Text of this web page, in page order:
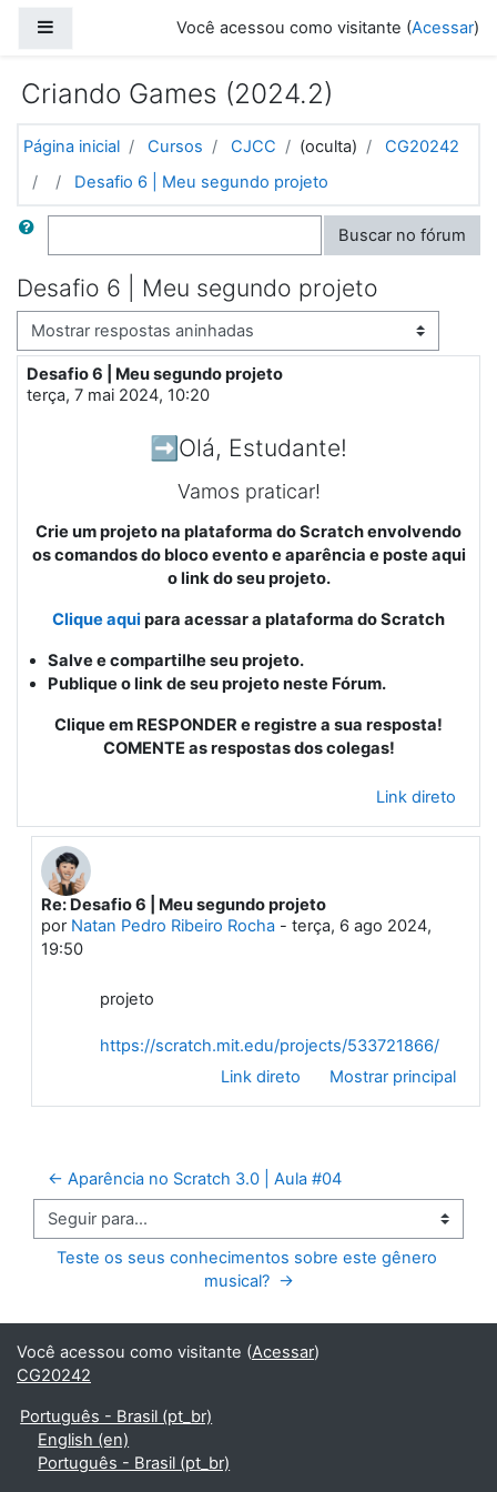
Você acessou como visitante (Acessar)
Criando Games (2024.2)
Página inicial Cursos CJCC (oculta)
CG20242
Desafio 6 | Meu segundo projeto
Buscar Buscar no fórum
Desafio 6 | Meu segundo projeto
Modo de visualização
Desafio 6 | Meu segundo projeto
terça, 7 mai 2024, 10:20
Número de respostas: 1
➡️Olá, Estudante!
Vamos praticar!
Crie um projeto na plataforma do Scratch envolvendo
os comandos do bloco evento e aparência e poste aqui
o link do seu projeto.
Clique aqui para acessar a plataforma do Scratch
Salve e compartilhe seu projeto.
Publique o link de seu projeto neste Fórum.
Clique em RESPONDER e registre a sua resposta!
COMENTE as respostas dos colegas!
Link direto
Em resposta à Primeiro post
Re: Desafio 6 | Meu segundo projeto
por Natan Pedro Ribeiro Rocha- terça, 6 ago 2024,
19:50
projeto
https://scratch.mit.edu/projects/533721866/
Link direto
Mostrar principal
← Aparência no Scratch 3.0 | Aula #04
Seguir para...
Teste os seus conhecimentos sobre este gênero
musical?  →
Você acessou como visitante (Acessar)
CG20242
Português - Brasil ‎(pt_br)‎
English ‎(en)‎
Português - Brasil ‎(pt_br)‎